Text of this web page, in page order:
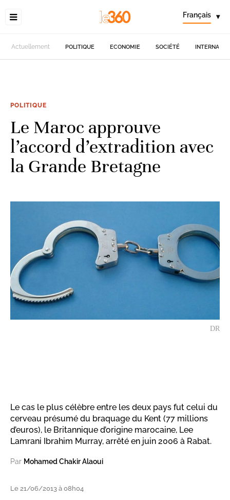
Français ▾
Actuellement POLITIQUE ECONOMIE SOCIÉTÉ
POLITIQUE
Le Maroc approuve
l’accord d’extradition avec
la Grande Bretagne
DR
Le cas le plus célèbre entre les deux pays fut celui du
cerveau présumé du braquage du Kent (77 millions
d’euros), le Britannique d’origine marocaine, Lee
Lamrani Ibrahim Murray, arrêté en juin 2006 à Rabat.
Par Mohamed Chakir Alaoui
Le 21/06/2013 à 08h04